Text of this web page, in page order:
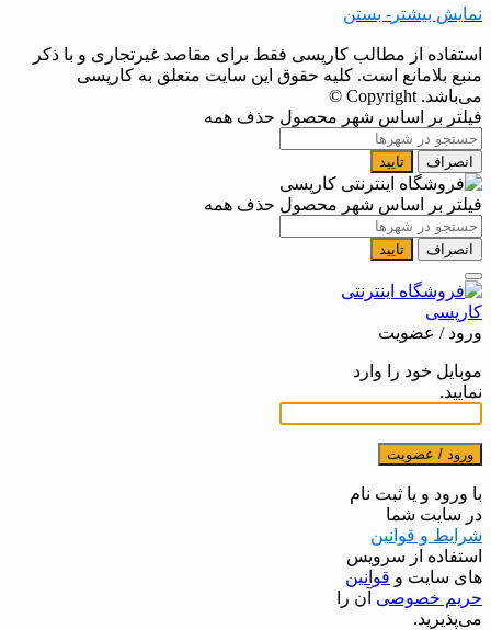
نمایش بیشتر - بستن
استفاده از مطالب کارپسی فقط برای مقاصد غیرتجاری و با ذکر
منبع بلامانع است. کلیه حقوق این سایت متعلق به کارپسی
می‌باشد. Copyright ©
فیلتر بر اساس شهر محصول حذف همه
انصراف تایید
فیلتر بر اساس شهر محصول حذف همه
انصراف تایید
ورود / عضویت
موبایل خود را وارد
نمایید.
ورود / عضویت
با ورود و یا ثبت نام
در سایت شما
شرایط و قوانین
استفاده از سرویس
های سایت و قوانین
حریم خصوصی آن را
می‌پذیرید.